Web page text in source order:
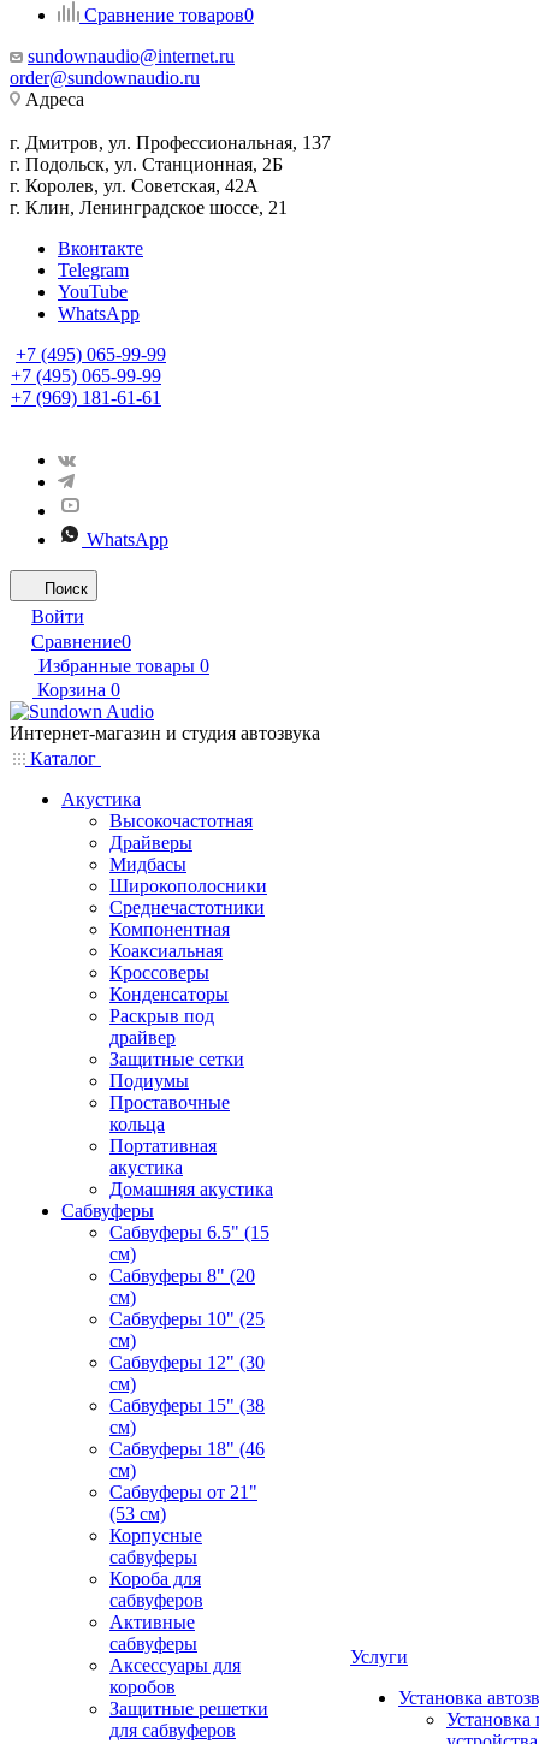
Сравнение товаров0
sundownaudio@internet.ru
order@sundownaudio.ru
Адреса
г. Дмитров, ул. Профессиональная, 137
г. Подольск, ул. Станционная, 2Б
г. Королев, ул. Советская, 42А
г. Клин, Ленинградское шоссе, 21
Вконтакте
Telegram
YouTube
WhatsApp
+7 (495) 065-99-99
+7 (495) 065-99-99
+7 (969) 181-61-61
WhatsApp
Поиск
Войти
Сравнение0
Избранные товары 0
Корзина 0
Интернет-магазин и студия автозвука
Каталог
Акустика
Высокочастотная
Драйверы
Мидбасы
Широкополосники
Среднечастотники
Компонентная
Коаксиальная
Кроссоверы
Конденсаторы
Раскрыв под
драйвер
Защитные сетки
Подиумы
Проставочные
кольца
Портативная
акустика
Домашняя акустика
Сабвуферы
Сабвуферы 6.5" (15
см)
Сабвуферы 8" (20
см)
Сабвуферы 10" (25
см)
Сабвуферы 12" (30
см)
Сабвуферы 15" (38
см)
Сабвуферы 18" (46
см)
Сабвуферы от 21"
(53 см)
Корпусные
сабвуферы
Короба для
сабвуферов
Активные
сабвуферы
Аксессуары для
коробов
Защитные решетки
для сабвуферов
Услуги
Установка
Установка